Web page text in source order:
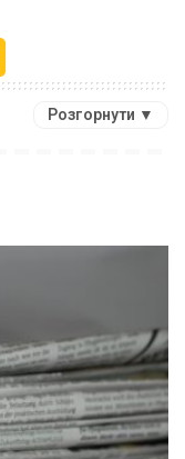
Розгорнути ▼